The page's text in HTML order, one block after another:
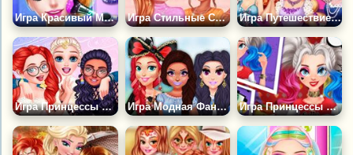
Игра Красивый Макияж: Спасти Принца Игра Стильные Свитера Принцесс Игра Путешествие во Времени
Игра Принцессы Путешествуют по Миру Игра Модная Фантазия: Принцесса в Стране Грез Игра Принцессы Диснея: Сватовство